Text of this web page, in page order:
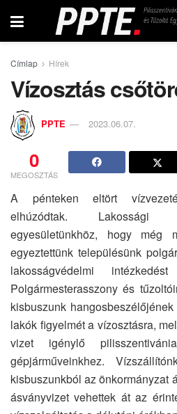
Címlap Hírek
Vízosztás
PPTE 2023.06.07.
0
MEGOSZTÁS
A pénteken eltört
elhúzódtak. Lakossági
egyesületünkhöz, hogy még
egyeztettünk településünk
lakosságvédelmi
Polgármesterasszony és
kisbuszunk
lakók figyelmét a vízosztásra,
vizet igénylő
gépjárműveinkhez.
kisbuszunkból az önkormányzat
ásványvizet vehettek át az